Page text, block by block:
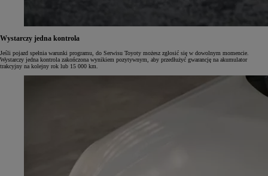
Wystarczy jedna kontrola
Jeśli pojazd spełnia warunki programu, do Serwisu Toyoty możesz zgłosić się w dowolnym momencie.
Wystarczy jedna kontrola zakończona wynikiem pozytywnym, aby przedłużyć gwarancję na akumulator
trakcyjny na kolejny rok lub 15 000 km.